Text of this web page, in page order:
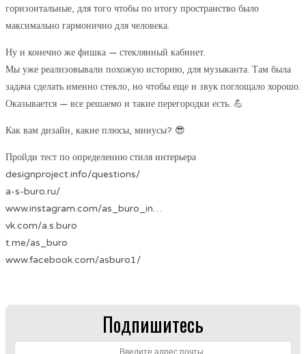
горизонтальные, для того чтобы по итогу пространство было
максимально гармонично для человека.
Ну и конечно же фишка — стеклянный кабинет.
Мы уже реализовывали похожую историю, для музыканта. Там была
задача сделать именно стекло, но чтобы еще и звук поглощало хорошо.
Оказывается — все решаемо и такие перегородки есть. 💪
Как вам дизайн, какие плюсы, минусы? 😎
Пройди тест по определению стиля интерьера
designproject.info/questions/
a-s-buro.ru/
www.instagram.com/as_buro_in…
vk.com/a.s.buro
t.me/as_buro
www.facebook.com/asburo1/
Подпишитесь